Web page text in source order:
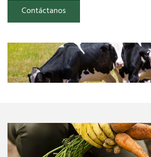
Contáctanos